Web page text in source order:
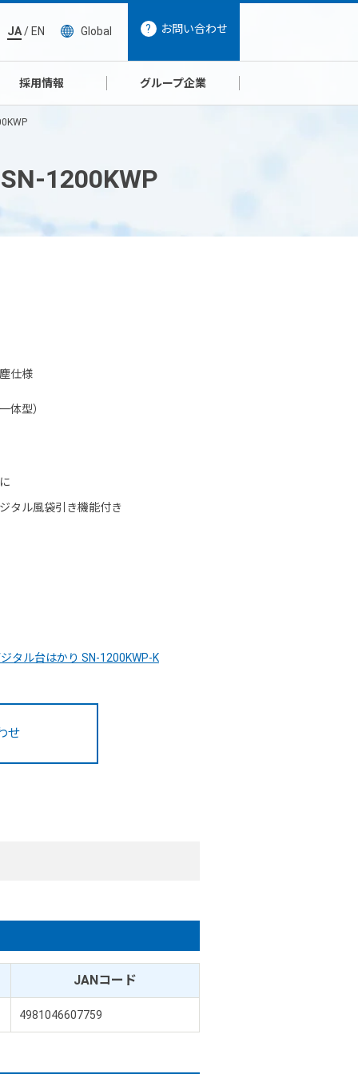
JA/ EN Global お問い合わせ
採用情報 グループ企業
1200KWP
仕様
体型）
タル風袋引き機能付き
タル台はかり SN-1200KWP-K
せ
JANコード
4981046607759